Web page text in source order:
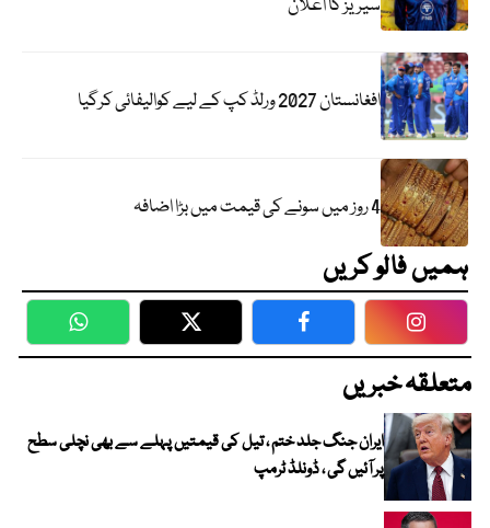
سیریز کا اعلان
افغانستان 2027 ورلڈ کپ کے لیے کوالیفائی کرگیا
4 روز میں سونے کی قیمت میں بڑا اضافہ
ہمیں فالو کریں
WhatsApp Twitter Facebook
متعلقہ خبریں
ایران جنگ جلد ختم ، تیل کی قیمتیں پہلے سے بھی نچلی سطح
پر آئیں گی ، ڈونلڈ ٹرمپ